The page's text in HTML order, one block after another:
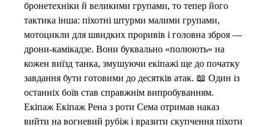
бронетехніки й великими групами, то тепер його
тактика інша: піхотні штурми малими групами,
мотоцикли для швидких проривів і головна зброя —
дрони-камікадзе. Вони буквально «полюють» на
кожен виїзд танка, змушуючи екіпажі ще до початку
завдання бути готовими до десятків атак. 📖 Один із
останніх боїв став справжнім випробуванням.
Екіпаж Екіпаж Рена з роти Сема отримав наказ
вийти на вогневий рубіж і вразити скупчення піхоти